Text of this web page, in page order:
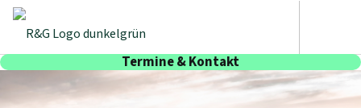
Termine & Kontakt